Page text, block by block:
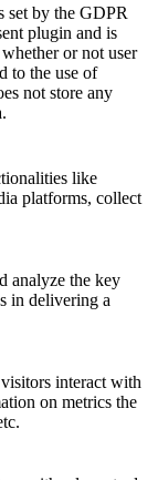
set by the GDPR
plugin and is
or not user
to the use of
not store any
like
platforms, collect
analyze the key
in delivering a
interact with
on metrics the